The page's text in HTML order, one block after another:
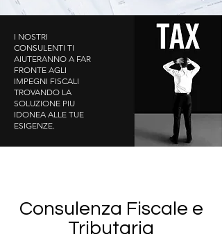
I NOSTRI
CONSULENTI TI
AIUTERANNO A FAR
FRONTE AGLI
IMPEGNI FISCALI
TROVANDO LA
SOLUZIONE PIU
IDONEA ALLE TUE
ESIGENZE.
Consulenza Fiscale e
Tributaria